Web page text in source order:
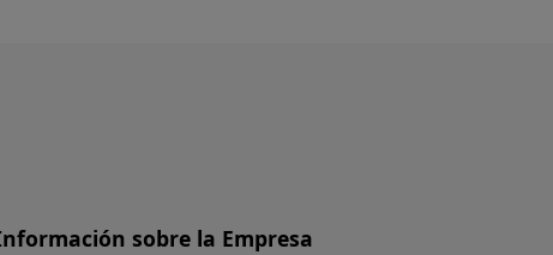
sobre la Empresa